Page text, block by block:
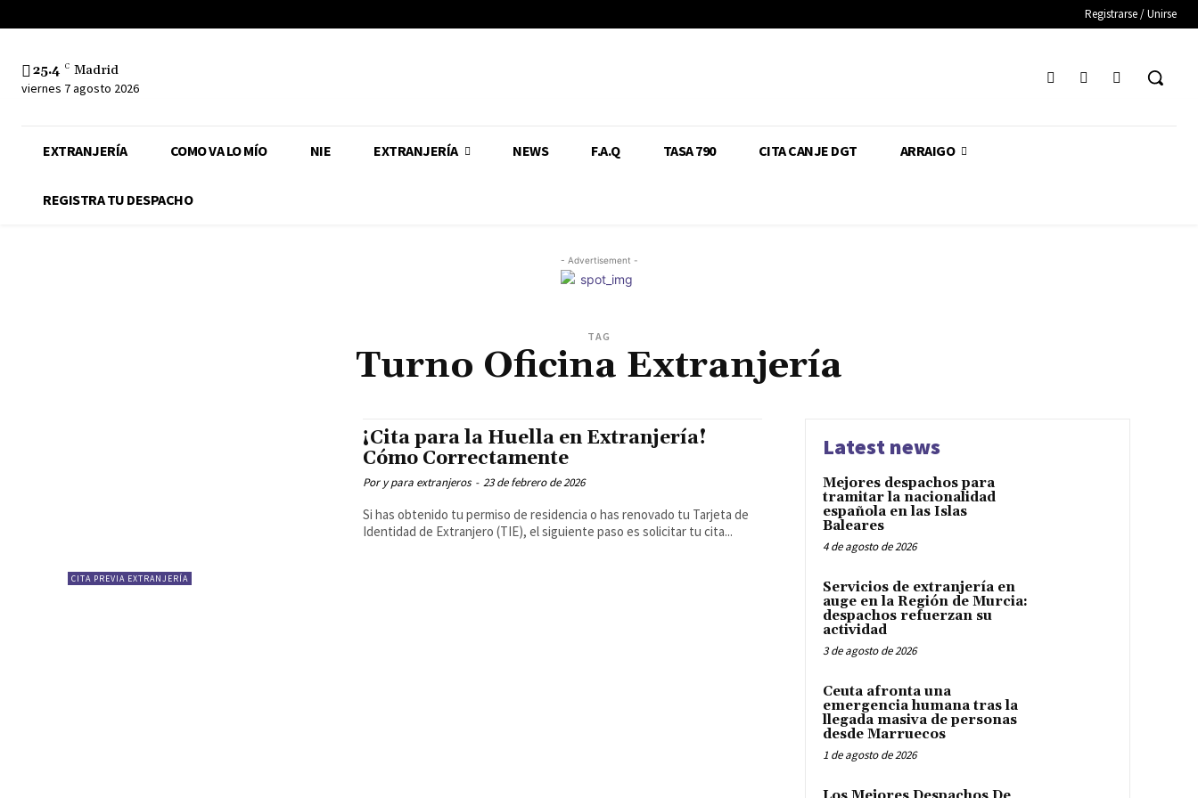
Registrarse / Unirse
25.4 C Madrid
viernes 7 agosto 2026
EXTRANJERÍA COMO VA LO MÍO NIE EXTRANJERÍA NEWS F.A.Q TASA 790 CITA CANJE DGT ARRAIGO
REGISTRA TU DESPACHO
- Advertisement -
TAG
Turno Oficina Extranjería
CITA PREVIA EXTRANJERÍA
¡Cita para la Huella en Extranjería!
Cómo Correctamente
Por y para extranjeros - 23 de febrero de 2026
Si has obtenido tu permiso de residencia o has renovado tu Tarjeta de
Identidad de Extranjero (TIE), el siguiente paso es solicitar tu cita...
Latest news
Mejores despachos para
tramitar la nacionalidad
española en las Islas
Baleares
4 de agosto de 2026
Servicios de extranjería en
auge en la Región de Murcia:
despachos refuerzan su
actividad
3 de agosto de 2026
Ceuta afronta una
emergencia humana tras la
llegada masiva de personas
desde Marruecos
1 de agosto de 2026